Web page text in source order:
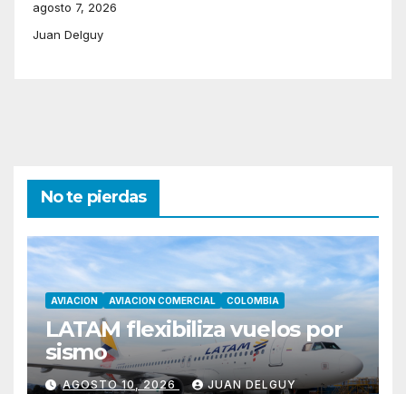
agosto 7, 2026
Juan Delguy
No te pierdas
AVIACION AVIACION COMERCIAL COLOMBIA
LATAM flexibiliza vuelos por
sismo
AGOSTO 10, 2026 JUAN DELGUY